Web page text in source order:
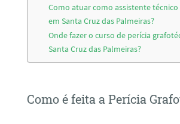
Como atuar como assistente
em Santa Cruz das Palmeiras?
Onde fazer o curso de perícia
Santa Cruz das Palmeiras?
Como é feita a Perícia